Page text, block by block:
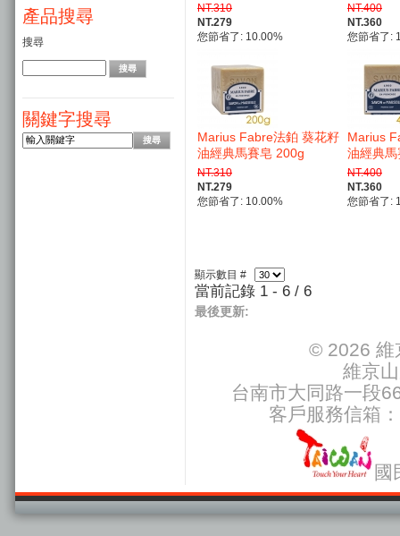
產品搜尋
搜尋
關鍵字搜尋
NT.310
NT.279
您節省了: 10.00%
NT.400
NT.360
您節省了:
Marius Fabre法鉑 葵花籽
油經典馬賽皂 200g
NT.310
NT.279
您節省了: 10.00%
Marius
油經典
NT.400
NT.360
您節省了:
顯示數目 #
當前記錄 1 - 6 / 6
最後更新:
© 2026 維
維京
台南市大同路一段
客戶服務信箱：
國